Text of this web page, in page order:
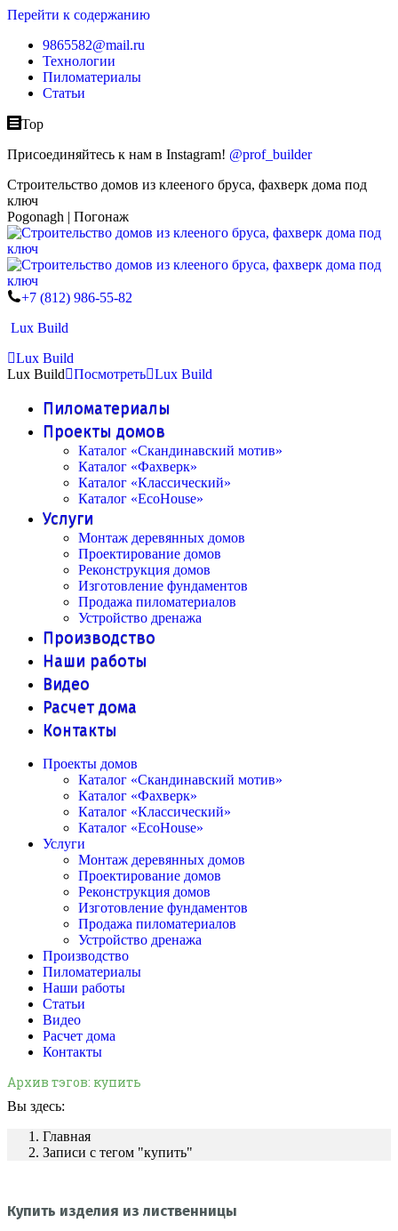
Перейти к содержанию
9865582@mail.ru
Технологии
Пиломатериалы
Статьи
Top
Присоединяйтесь к нам в Instagram! @prof_builder
Строительство домов из клееного бруса, фахверк дома под
ключ
Pogonagh | Погонаж
+7 (812) 986-55-82
Lux Build
Lux Build
Lux Build
Посмотреть Lux Build
Пиломатериалы
Проекты домов
Каталог «Скандинавский мотив»
Каталог «Фахверк»
Каталог «Классический»
Каталог «EcoHouse»
Услуги
Монтаж деревянных домов
Проектирование домов
Реконструкция домов
Изготовление фундаментов
Продажа пиломатериалов
Устройство дренажа
Производство
Наши работы
Видео
Расчет дома
Контакты
Проекты домов
Каталог «Скандинавский мотив»
Каталог «Фахверк»
Каталог «Классический»
Каталог «EcoHouse»
Услуги
Монтаж деревянных домов
Проектирование домов
Реконструкция домов
Изготовление фундаментов
Продажа пиломатериалов
Устройство дренажа
Производство
Пиломатериалы
Наши работы
Статьи
Видео
Расчет дома
Контакты
Архив тэгов: купить
Вы здесь:
Главная
Записи с тегом "купить"
Купить изделия из лиственницы